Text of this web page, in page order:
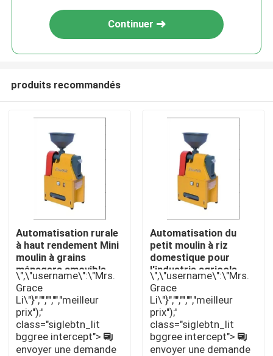
Aperçu
Produits
Continuer
produits recommandés
Automatisation rurale
à haut rendement Mini
moulin à grains
ménagers amovible
\",\"username\":\"Mrs.
Grace
Li\"}","","","","meilleur
prix");'
class="siglebtn_lit
bggree intercept">
envoyer une demande
Automatisation du
petit moulin à riz
domestique pour
l'industrie agricole
\",\"username\":\"Mrs.
Grace
Li\"}","","","","meilleur
prix");'
class="siglebtn_lit
bggree intercept">
envoyer une demande